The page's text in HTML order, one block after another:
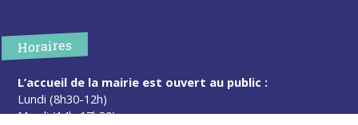
Horaires
L’accueil de la mairie est ouvert au public :
Lundi (8h30-12h)
Mardi (14h-17h30)